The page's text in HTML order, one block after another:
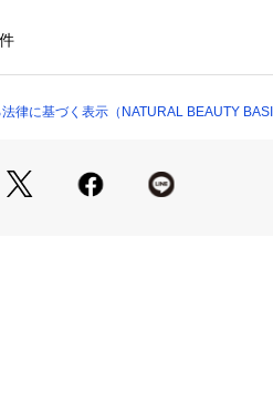
チーなアイテムです。
ご参照ください。
ついては、商品の品質表示タグをご覧くださ
（モール）
律に基づく表示（NATURAL BEAUTY